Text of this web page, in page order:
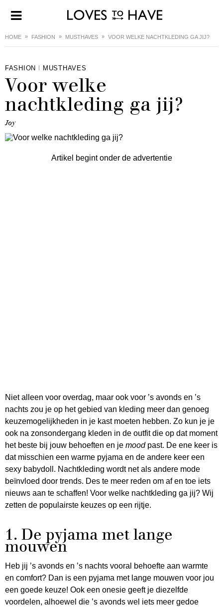
HOME FASHION MUSTHAVES VOOR WELKE NACHTKLEDING GA JIJ?
FASHION MUSTHAVES
Voor welke
nachtkleding ga jij?
Joy
Artikel begint onder de advertentie
Niet alleen voor overdag, maar ook voor ’s avonds en ’s
nachts zou je op het gebied van kleding meer dan genoeg
keuzemogelijkheden in je kast moeten hebben. Zo kun je je
ook na zonsondergang kleden in de outfit die op dat moment
het beste bij jouw behoeften en je moodpast. De ene keer is
dat misschien een warme pyjama en de andere keer een
sexy babydoll. Nachtkleding wordt net als andere mode
beïnvloed door trends. Des te meer reden om af en toe iets
nieuws aan te schaffen! Voor welke nachtkleding ga jij? Wij
zetten de populairste keuzes op een rijtje.
1. De pyjama met lange
mouwen
Heb jij ’s avonds en ’s nachts vooral behoefte aan warmte
en comfort? Dan is een pyjama met lange mouwen voor jou
een goede keuze! Ook een onesie geeft je diezelfde
voordelen, alhoewel die ’s avonds wel iets meer gedoe